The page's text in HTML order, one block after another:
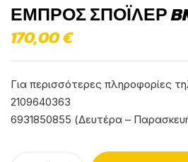
ΕΜΠΡΌΣ ΣΠΌΙΛΕΡ
170,00€
Για περισσότερες πληροφορίες
2109640363
6931850855 (Δευτέρα –